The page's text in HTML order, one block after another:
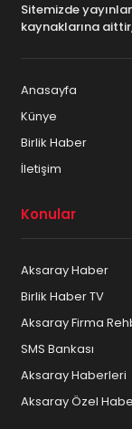
Sitemizde
kaynaklarına
Anasayfa
Künye
Birlik Haber
İletişim
Konular
Aksaray Haber
Birlik Haber TV
Aksaray Firma
SMS Bankası
Aksaray Haberleri
Aksaray Özel